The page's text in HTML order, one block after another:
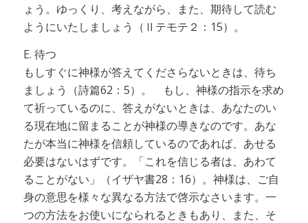
ょう。ゆっくり、考えながら、また、期待して読む
ようにいたしましょう（Ⅱテモテ２：15）。
E. 待つ
もしすぐに神様が答えてくださらないときは、待ち
ましょう（詩篇62：5）。 もし、神様の指示を求め
て祈っているのに、答えがないときは、あなたのい
る現在地に留まることが神様の導きなのです。あな
たが本当に神様を信頼しているのであれば、あせる
必要はないはずです。「これを信じる者は、あわて
ることがない」（イザヤ書28：16）。神様は、ご自
身の意思を様々な異なる方法で啓示なさいます。一
つの方法をお使いになられるときもあり、また、そ